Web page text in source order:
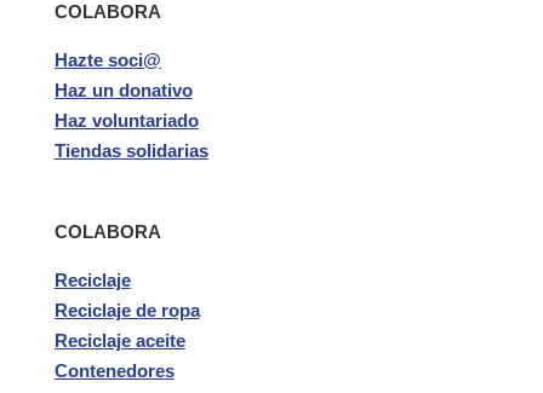
COLABORA
Hazte soci@
Haz un donativo
Haz voluntariado
Tiendas solidarias
COLABORA
Reciclaje
Reciclaje de ropa
Reciclaje aceite
Contenedores